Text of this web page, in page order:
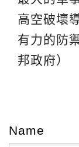
高空破壞
有力的防
邦政府）
Name